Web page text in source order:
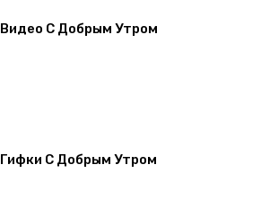
Видео С Добрым Утром
Гифки С Добрым Утром